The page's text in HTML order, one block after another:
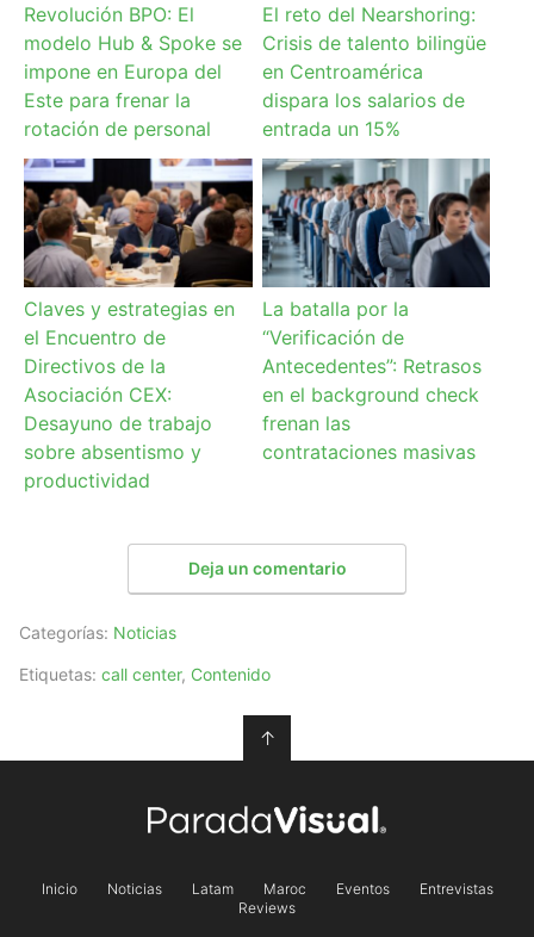
Revolución BPO: El
modelo Hub & Spoke se
impone en Europa del
Este para frenar la
rotación de personal
El reto del Nearshoring:
Crisis de talento bilingüe
en Centroamérica
dispara los salarios de
entrada un 15%
Claves y estrategias en
el Encuentro de
Directivos de la
Asociación CEX:
Desayuno de trabajo
sobre absentismo y
productividad
La batalla por la
“Verificación de
Antecedentes”: Retrasos
en el background check
frenan las
contrataciones masivas
Deja un comentario
Categorías: Noticias
Etiquetas: call center, Contenido
↑
Inicio Noticias Latam Maroc Eventos
Entrevistas
Reviews